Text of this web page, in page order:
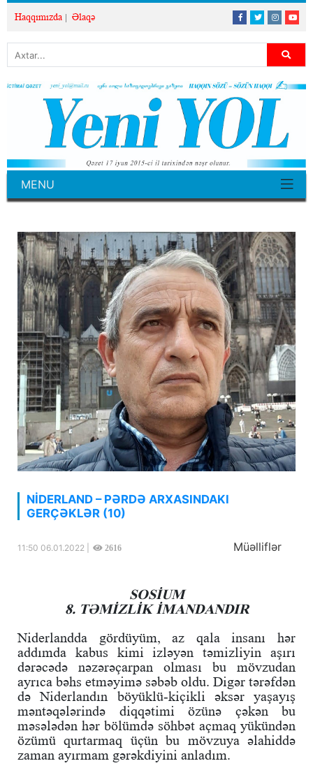
Haqqımızda Əlaqə
MENU
NİDERLAND – PƏRDƏ ARXASINDAKI
GERÇƏKLƏR (10)
11:50 06.01.2022 | 2616 Müəlliflər
SOSİUM
8. TƏMİZLİK İMANDANDIR
Niderlandda gördüyüm, az qala insanı hər
addımda kabus kimi izləyən təmizliyin aşırı
dərəcədə nəzərəçarpan olması bu mövzudan
ayrıca bəhs etməyimə səbəb oldu. Digər tərəfdən
də Niderlandın böyüklü-kiçikli əksər yaşayış
məntəqələrində diqqətimi özünə çəkən bu
məsələdən hər bölümdə söhbət açmaq yükündən
özümü qurtarmaq üçün bu mövzuya əlahiddə
zaman ayırmam gərəkdiyini anladım.